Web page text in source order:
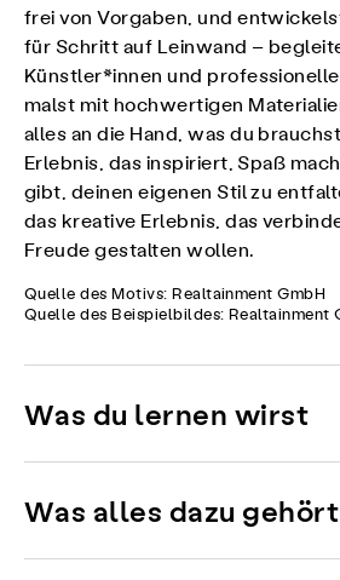
frei von Vorgaben, und
für Schritt auf Leinwand –
Künstler*innen und
malst mit hochwertigen
alles an die Hand, was du
Erlebnis, das inspiriert, Spaß
gibt, deinen eigenen Stil zu
das kreative Erlebnis, das
Freude gestalten wollen.
Quelle des Motivs: Realtainment GmbH
Quelle des Beispielbildes: Realtainment
Was du lernen wirst
Was alles dazu gehört